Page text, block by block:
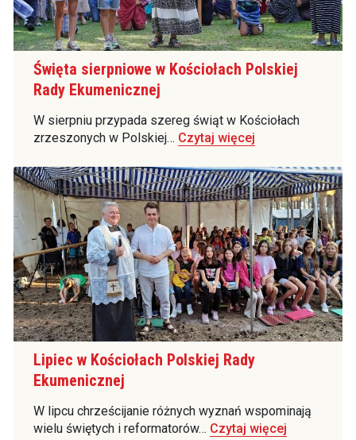
Święta sierpniowe w Kościołach Polskiej
Rady Ekumenicznej
W sierpniu przypada szereg świąt w Kościołach
zrzeszonych w Polskiej… Czytaj więcej
Lipiec w Kościołach Polskiej Rady
Ekumenicznej
W lipcu chrześcijanie różnych wyznań wspominają
wielu świętych i reformatorów… Czytaj więcej